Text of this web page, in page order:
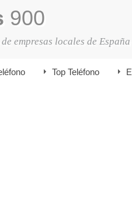
900
empresas locales de España
Top Teléfono